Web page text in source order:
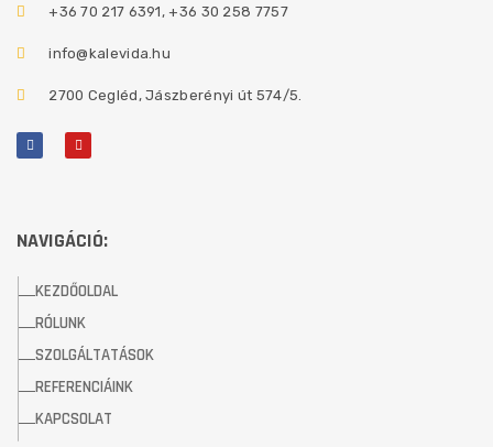
+36 70 217 6391, +36 30 258 7757
info@kalevida.hu
2700 Cegléd, Jászberényi út 574/5.
NAVIGÁCIÓ:
KEZDŐOLDAL
RÓLUNK
SZOLGÁLTATÁSOK
REFERENCIÁINK
KAPCSOLAT